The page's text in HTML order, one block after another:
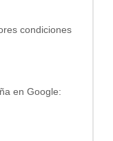
condiciones
en Google: